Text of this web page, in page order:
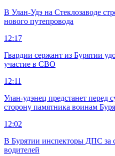
В Улан-Удэ на Стеклозаводе
нового путепровода
12:17
Гвардии сержант из Бурятии
участие в СВО
12:11
Улан-удэнец предстанет перед
сторону памятника воинам
12:02
В Бурятии инспекторы ДПС за
водителей